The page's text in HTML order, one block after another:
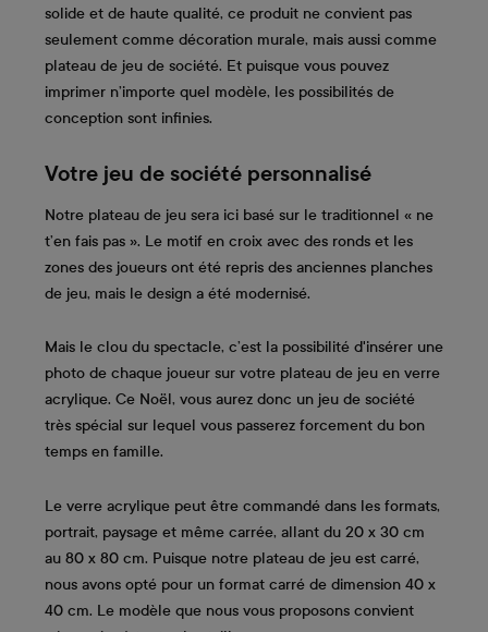
solide et de haute qualité, ce produit ne convient pas
seulement comme décoration murale, mais aussi comme
plateau de jeu de société. Et puisque vous pouvez
imprimer n’importe quel modèle, les possibilités de
conception sont infinies.
Votre jeu de société personnalisé
Notre plateau de jeu sera ici basé sur le traditionnel « ne
t’en fais pas ». Le motif en croix avec des ronds et les
zones des joueurs ont été repris des anciennes planches
de jeu, mais le design a été modernisé.
Mais le clou du spectacle, c’est la possibilité d'insérer une
photo de chaque joueur sur votre plateau de jeu en verre
acrylique. Ce Noël, vous aurez donc un jeu de société
très spécial sur lequel vous passerez forcement du bon
temps en famille.
Le verre acrylique peut être commandé dans les formats,
portrait, paysage et même carrée, allant du 20 x 30 cm
au 80 x 80 cm. Puisque notre plateau de jeu est carré,
nous avons opté pour un format carré de dimension 40 x
40 cm. Le modèle que nous vous proposons convient